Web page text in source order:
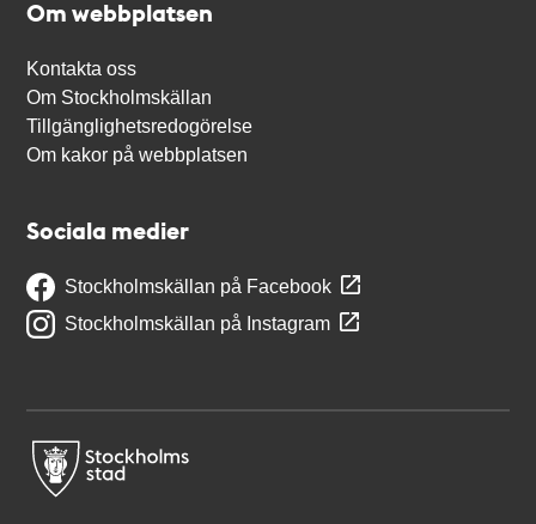
Om webbplatsen
Kontakta oss
Om Stockholmskällan
Tillgänglighetsredogörelse
Om kakor på webbplatsen
Sociala medier
Stockholmskällan på Facebook
Stockholmskällan på Instagram